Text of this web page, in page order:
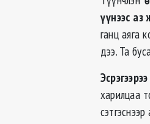
үүнээс аз
ганц аяга
дээ. Та
харилцаа